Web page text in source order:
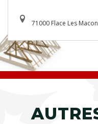
71000 Flace Les Macon